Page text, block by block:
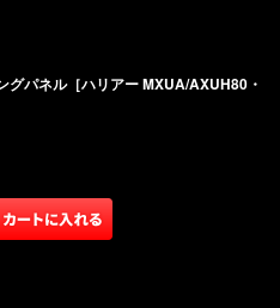
パネル［ハリアー MXUA/AXUH80・